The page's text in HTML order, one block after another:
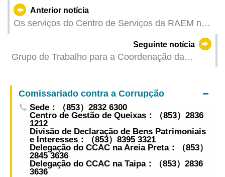
Anterior notícia
Os serviços do Centro de Serviços da RAEM na
Areia Preta – Atendimento Fiscal e Recebedoria,
mudam-se para o Centro de Serviços da RAEM
na Avenida de Venceslau de Morais
Seguinte notícia
Grupo de Trabalho para a Coordenação da
trabalho
Comissariado contra a Corrupção
Sede：（853）2832 6300
Centro de Gestão de Queixas：（853）2836
1212
Divisão de Declaração de Bens Patrimoniais
e Interesses：（853）8395 3321
Delegação do CCAC na Areia Preta：（853）
2845 3636
Delegação do CCAC na Taipa：（853）2836
3636